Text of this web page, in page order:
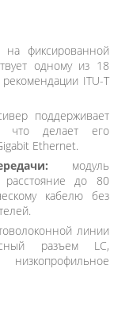
на фиксированной
одному из 18
ITU-T
поддерживает
что делает его
Ethernet.
модуль
расстояние до 80
кабелю без
линии
разъем LC,